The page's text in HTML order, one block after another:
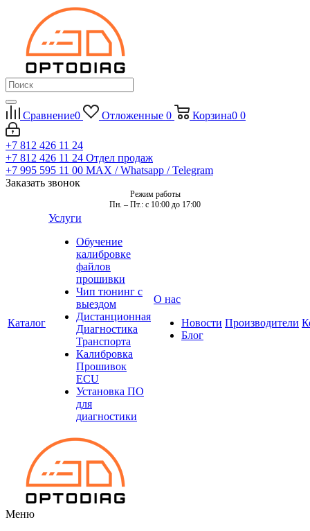
Сравнение0 Отложенные 0 Корзина0 0
+7 812 426 11 24
+7 812 426 11 24 Отдел продаж
+7 995 595 11 00 MAX / Whatsapp / Telegram
Заказать звонок
Режим работы
Пн. – Пт.: с 10:00 до 17:00
Каталог
Услуги
Обучение
калибровке
файлов
прошивки
Чип тюнинг с
выездом
Дистанционная
Диагностика
Транспорта
Калибровка
Прошивок
ECU
Установка ПО
для
диагностики
О нас
Новости
Блог
Производители
Меню